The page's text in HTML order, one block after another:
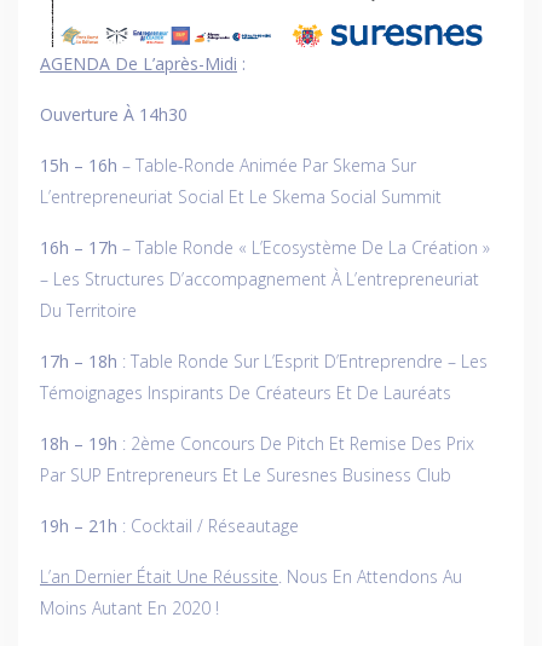
AGENDA De L’après-Midi :
Ouverture À 14h30
15h – 16h – Table-Ronde Animée Par Skema Sur
L’entrepreneuriat Social Et Le Skema Social Summit
16h – 17h – Table Ronde « L’Ecosystème De La Création »
– Les Structures D’accompagnement À L’entrepreneuriat
Du Territoire
17h – 18h : Table Ronde Sur L’Esprit D’Entreprendre – Les
Témoignages Inspirants De Créateurs Et De Lauréats
18h – 19h : 2ème Concours De Pitch Et Remise Des Prix
Par SUP Entrepreneurs Et Le Suresnes Business Club
19h – 21h : Cocktail / Réseautage
L’an Dernier Était Une Réussite. Nous En Attendons Au
Moins Autant En 2020 !